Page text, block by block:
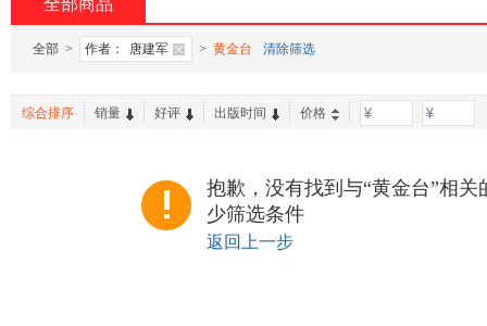
全部商品
全部 > 作者： 唐建军 > 黄金台 清除筛选
综合排序 销量 好评 出版时间 价格 -
抱歉，没有找到与“黄金台”相
少筛选条件
返回上一步
加